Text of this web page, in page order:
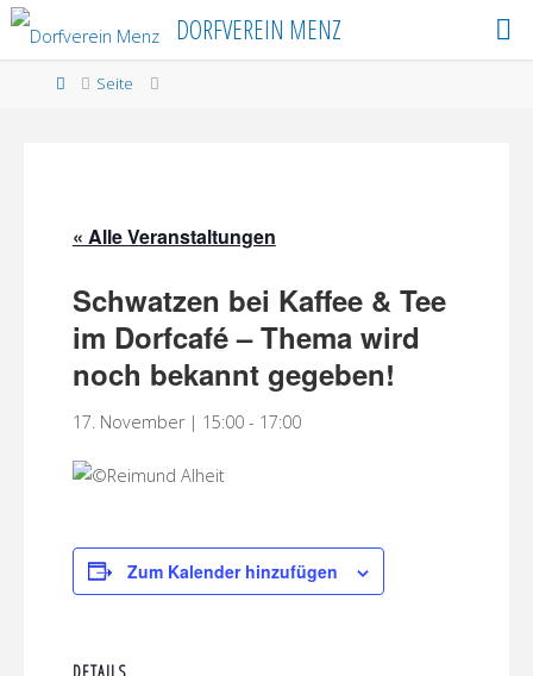
Skip
content
DORFVEREIN MENZ
HomeSeite
« Alle Veranstaltungen
Schwatzen bei Kaffee & Tee
im Dorfcafé – Thema wird
noch bekannt gegeben!
17. November | 15:00- 17:00
Zum Kalender hinzufügen